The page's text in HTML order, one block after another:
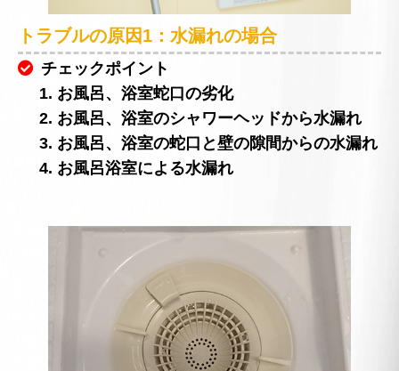
トラブルの原因1：水漏れの場合
チェックポイント
1. お風呂、浴室蛇口の劣化
2. お風呂、浴室のシャワーヘッドから水漏れ
3. お風呂、浴室の蛇口と壁の隙間からの水漏れ
4. お風呂浴室による水漏れ